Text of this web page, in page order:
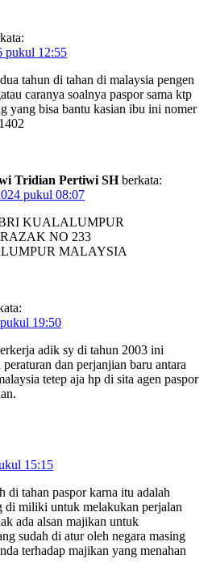
pukul 12:55
tahun di tahan di malaysia pengen
caranya soalnya paspor sama ktp
yang bisa bantu kasian ibu ini nomer
Tridian Pertiwi SH berkata:
pukul 08:07
KUALALUMPUR
NO 233
MALAYSIA
19:50
adik sy di tahun 2003 ini
dan perjanjian baru antara
tetep aja hp di sita agen paspor
15:15
di tahan paspor karna itu adalah
di miliki untuk melakukan perjalan
ada alsan majikan untuk
sudah di atur oleh negara masing
terhadap majikan yang menahan